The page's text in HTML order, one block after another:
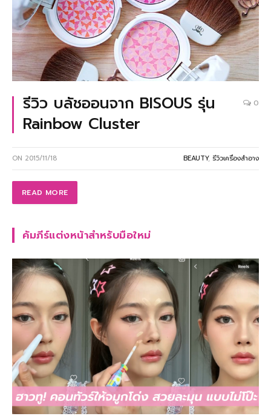
รีวิว บลัชออนจาก BISOUS รุ่น
Rainbow Cluster
0
ON 2015/11/18 BEAUTY, รีวิวเครื่องสำอาง
READ MORE
คัมภีร์แต่งหน้าสำหรับมือใหม่